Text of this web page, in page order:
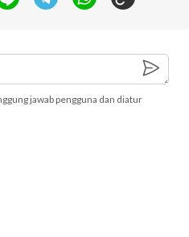
jawab pengguna dan diatur